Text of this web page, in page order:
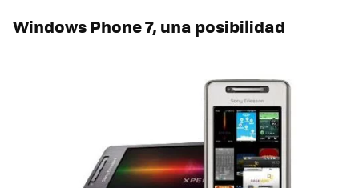
Windows Phone 7, una posibilidad